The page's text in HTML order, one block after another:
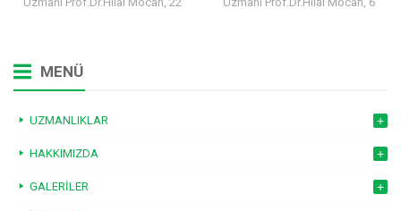
MENÜ
UZMANLIKLAR
HAKKIMIZDA
GALERILER